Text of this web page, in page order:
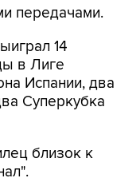
передачами.
14
в Лиге
Испании, два
Суперкубка
близок к